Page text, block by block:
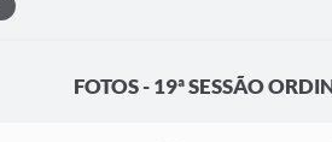
FOTOS - 19ª SESSÃO